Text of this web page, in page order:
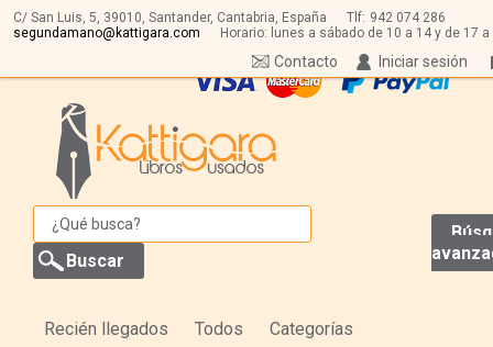
C/ San Luis, 5, 39010, Santander, Cantabria, España Tlf: 942 074 286
segundamano@kattigara.com
Horario: lunes a sábado de 10 a 14 y de 17 a
Iniciar sesión
Contacto
Recién llegados Todos Categorías